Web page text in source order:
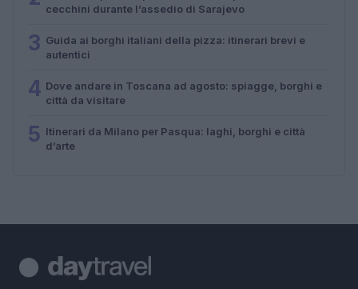
cecchini durante l’assedio di Sarajevo
3 Guida ai borghi italiani della pizza: itinerari brevi e
autentici
4 Dove andare in Toscana ad agosto: spiagge, borghi e
città da visitare
5 Itinerari da Milano per Pasqua: laghi, borghi e città
d’arte